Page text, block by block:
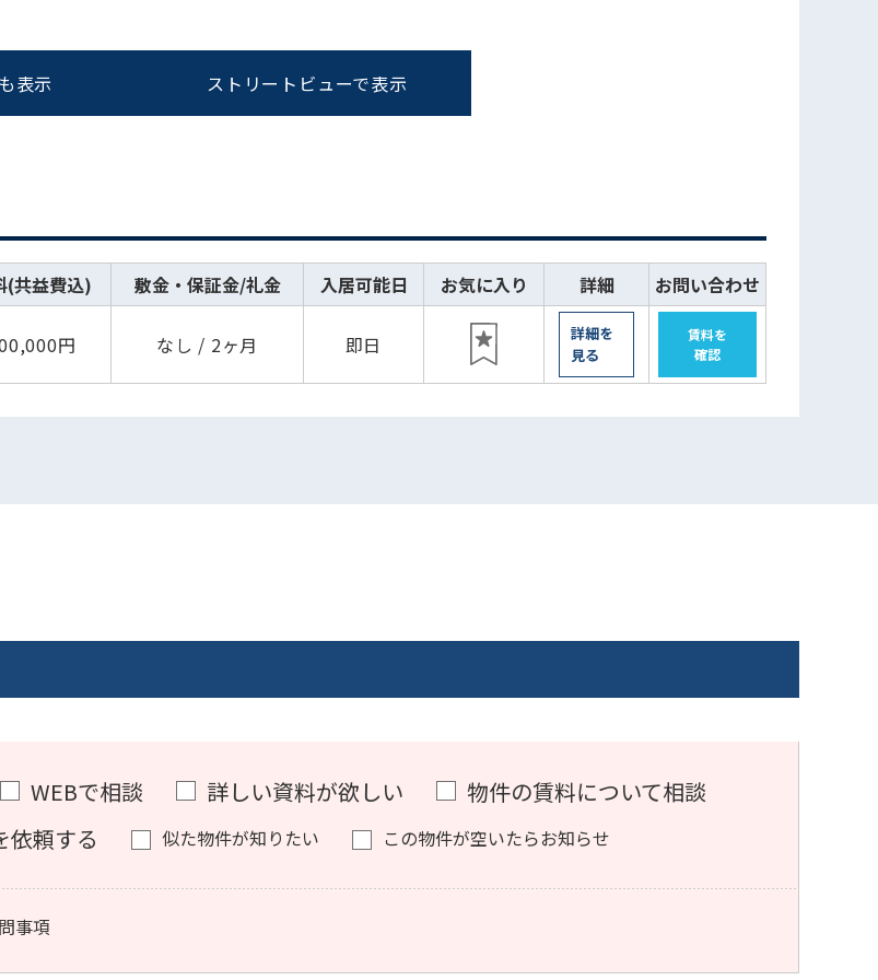
表示 ストリートビューで表示
(共益費込) 敷金・保証金/礼金 入居可能日 お気に入り 詳細 お問い合わせ
円 なし / 2ヶ月 即日
詳細を
見る
賃料を
確認
WEBで相談 詳しい資料が欲しい
物件の賃料について相談
依頼する
似た物件が知りたい この物件が空いたらお知らせ
事項